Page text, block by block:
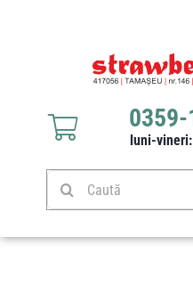
Caută
luni-
Răsaduri căpșuni
Stoloni căpșuni